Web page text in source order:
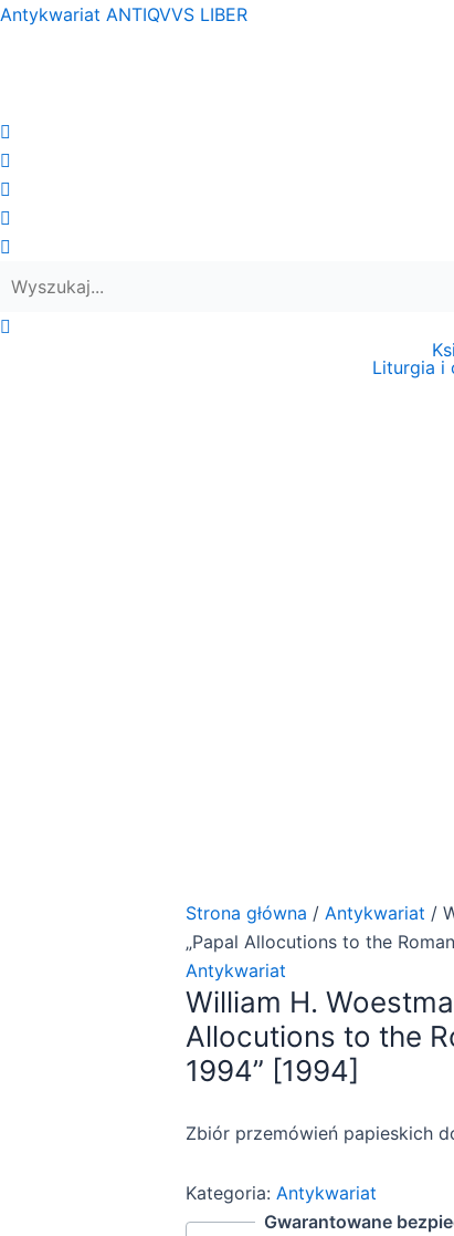
Przejdź
Antykwariat ANTIQVVS LIBER
Liturgia i
Strona główna / Antykwariat /
„Papal Allocutions to the
Antykwariat
William H.
Allocutions to the
1994” [1994]
Zbiór przemówień papieskich
Kategoria: Antykwariat
Gwarantowane